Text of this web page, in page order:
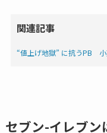
関連記事
“値上げ地獄” に抗うPB
セブン-イレブ